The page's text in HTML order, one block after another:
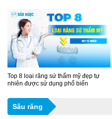
Top 8 loại răng sứ thẩm mỹ đẹp tự
nhiên được sử dụng phổ biến
Sâu răng